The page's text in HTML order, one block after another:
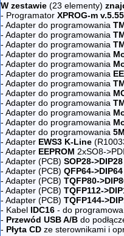
W zestawie (23 elementy)
- Programator XPROG-m v.5.55
- Adapter do programowania
- Adapter do programowania
- Adapter do programowania
- Adapter do programowania
- Adapter do programowania
- Adapter do programowania
- Adapter do programowania
- Adapter do programowania
- Adapter do programowania
- Adapter do programowania
- Adapter do programowania
- Adapter do programowania
- Adapter EWS3 K-Line
- Adapter EEPROM 2xSO8-
- Adapter (PCB) SOP28->DIP28
- Adapter (PCB) QFP64->DIP64
- Adapter (PCB) TQFP80-
- Adapter (PCB) TQFP112-
- Adapter (PCB) TQFP144-
- Kabel IDC16 - do
- Przewód USB A/B do
- Płyta CD ze sterownikami i